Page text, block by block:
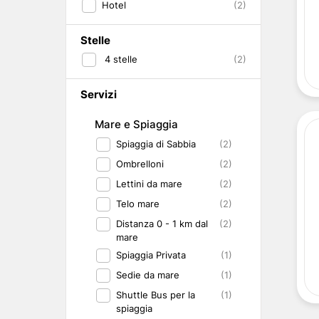
Abruzzo
Emilia Romagna
Valle d'Aosta
Trentino-Alto Adige
Friuli-Venezia Giulia
Marche
Malta
Isole del Golfo di Napoli
Lampedusa
Pantelleria
Single
Under 30
Pet Friendly
Benessere e
Hotel (2)
Stelle
4 stelle (2)
Servizi
Mare e Spiaggia
Spiaggia di Sabbia
(2)
Ombrelloni
(2)
Lettini da mare
(2)
Telo mare
(2)
Distanza 0 - 1 km dal
mare
(2)
Spiaggia Privata
(1)
Sedie da mare
(1)
Shuttle Bus per la
spiaggia
(1)